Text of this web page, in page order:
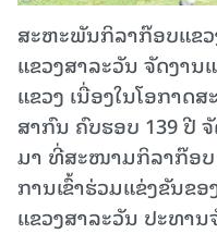
ສະຫະພັນກິລາກ໊ອບແຂ
ແຂວງສາລະວັນ ຈັດງານ
ແຂວງ ເນື່ອງໃນໂອກາ
ສາກົນ ຄົບຮອບ 139 ປີ
ມາ ທີ່ສະໜາມກິລາກ໊ອບ
ການເຂົ້າຮ່ວມແຂ່ງຂັນຂ
ແຂວງສາລະວັນ ປະທານ